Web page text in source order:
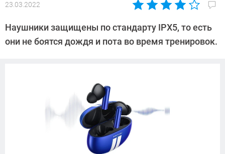
23.03.2022
Автор:
Кошик
Наушники защищены по стандарту IPX5, то есть
они не боятся дождя и пота во время тренировок.